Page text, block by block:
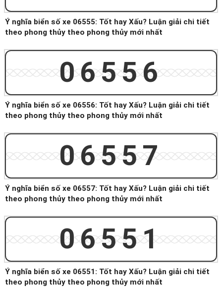
Ý nghĩa biển số xe 06555: Tốt hay Xấu? Luận giải chi tiết
theo phong thủy theo phong thủy mới nhất
06556
Ý nghĩa biển số xe 06556: Tốt hay Xấu? Luận giải chi tiết
theo phong thủy theo phong thủy mới nhất
06557
Ý nghĩa biển số xe 06557: Tốt hay Xấu? Luận giải chi tiết
theo phong thủy theo phong thủy mới nhất
06551
Ý nghĩa biển số xe 06551: Tốt hay Xấu? Luận giải chi tiết
theo phong thủy theo phong thủy mới nhất